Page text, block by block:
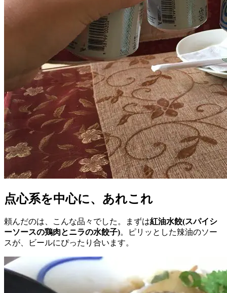
点心系を中心に、あれこれ
頼んだのは、こんな品々でした。まずは紅油水餃(スパイシ
ーソースの鶏肉とニラの水餃子)。ピリッとした辣油のソー
スが、ビールにぴったり合います。